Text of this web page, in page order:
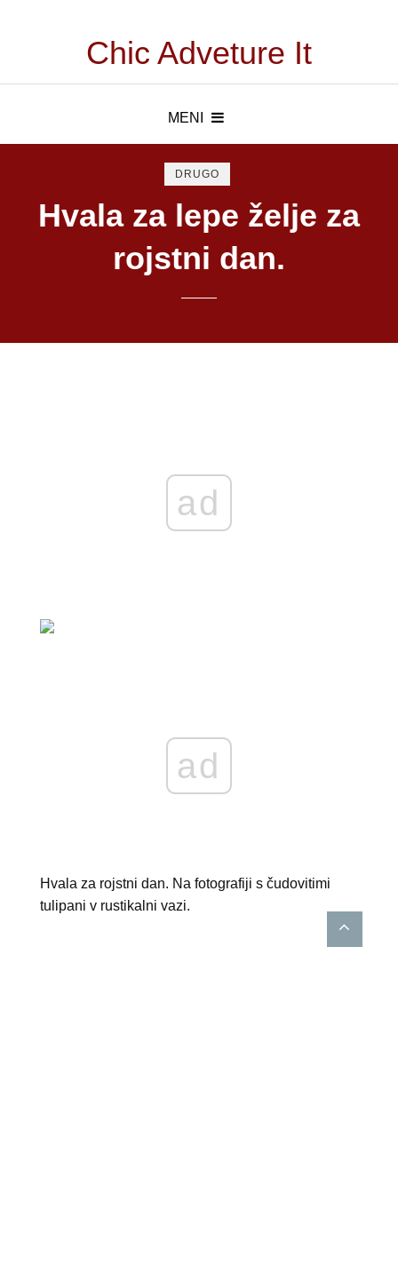
Chic Adveture It
MENI
DRUGO
Hvala za lepe želje za
rojstni dan.
ad
ad
Hvala za rojstni dan. Na fotografiji s čudovitimi
tulipani v rustikalni vazi.